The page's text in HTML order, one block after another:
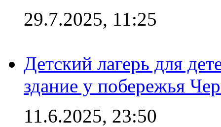
29.7.2025, 11:25
Детский лагерь для
здание у побережья
11.6.2025, 23:50